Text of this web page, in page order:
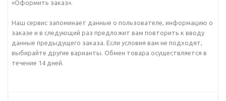
«Оформить заказ».
Наш сервис запоминает данные о пользователе, информацию о
заказе и в следующий раз предложит вам повторить к вводу
данные предыдущего заказа. Если условия вам не подходят,
выбирайте другие варианты. Обмен товара осуществляется в
течение 14 дней.